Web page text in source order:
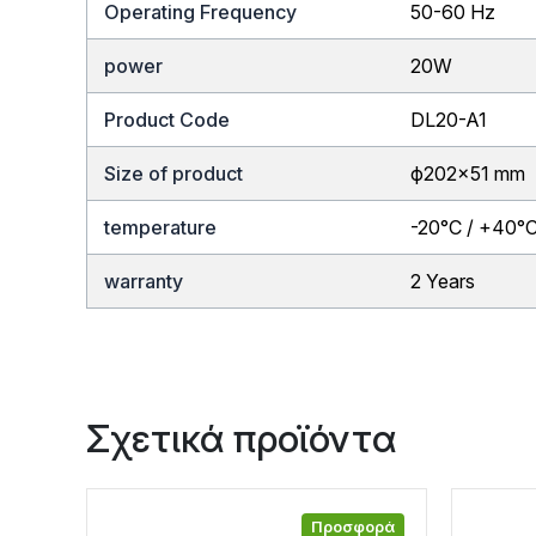
Operating Frequency 50-60 Hz
power 20W
Product Code DL20-A1
Size of product ф202×51 mm
temperature -20°C /
warranty 2 Years
Σχετικά προϊόντα
Προσφορά